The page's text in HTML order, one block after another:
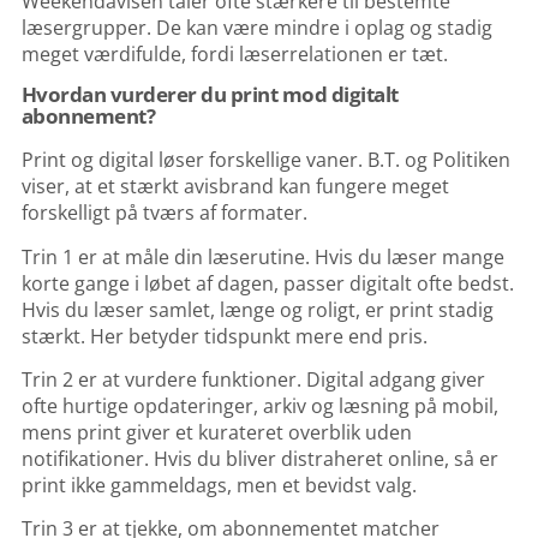
læsergrupper. De kan være mindre i oplag og stadig
meget værdifulde, fordi læserrelationen er tæt.
Hvordan vurderer du print mod digitalt
abonnement?
Print og digital løser forskellige vaner. B.T. og Politiken
viser, at et stærkt avisbrand kan fungere meget
forskelligt på tværs af formater.
Trin 1 er at måle din læserutine. Hvis du læser mange
korte gange i løbet af dagen, passer digitalt ofte bedst.
Hvis du læser samlet, længe og roligt, er print stadig
stærkt. Her betyder tidspunkt mere end pris.
Trin 2 er at vurdere funktioner. Digital adgang giver
ofte hurtige opdateringer, arkiv og læsning på mobil,
mens print giver et kurateret overblik uden
notifikationer. Hvis du bliver distraheret online, så er
print ikke gammeldags, men et bevidst valg.
Trin 3 er at tjekke, om abonnementet matcher